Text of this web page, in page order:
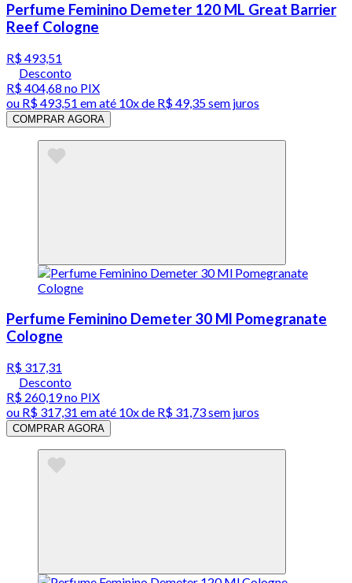
Perfume Feminino Demeter 120 ML Great Barrier
Reef Cologne
R$ 493,51
Desconto
R$ 404,68 no PIX
ou R$ 493,51 em até 10x de R$ 49,35 sem juros
COMPRAR AGORA
Perfume Feminino Demeter 30 Ml Pomegranate
Cologne
R$ 317,31
Desconto
R$ 260,19no PIX
ou R$ 317,31 em até 10x de R$ 31,73 sem juros
COMPRAR AGORA